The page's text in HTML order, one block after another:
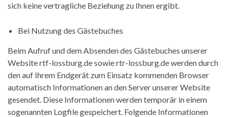
sich keine vertragliche Beziehung zu Ihnen ergibt.
Bei Nutzung des Gästebuches
Beim Aufruf und dem Absenden des Gästebuches unserer
Website rtf-lossburg.de sowie rtr-lossburg.de werden durch
den auf Ihrem Endgerät zum Einsatz kommenden Browser
automatisch Informationen an den Server unserer Website
gesendet. Diese Informationen werden temporär in einem
sogenannten Logfile gespeichert. Folgende Informationen